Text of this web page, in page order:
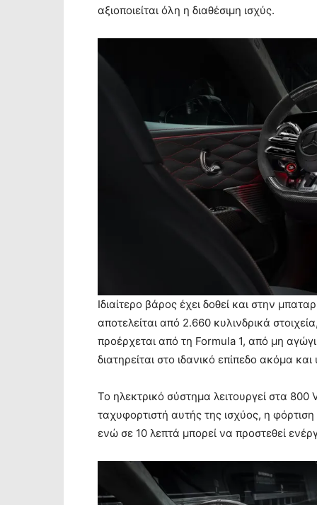
αξιοποιείται όλη η διαθέσιμη ισχύς.
Ιδιαίτερο βάρος έχει δοθεί και στην
αποτελείται από 2.660 κυλινδρικά
προέρχεται από τη Formula 1, από μη
διατηρείται στο ιδανικό επίπεδο ακόμα
Το ηλεκτρικό σύστημα λειτουργεί στα 800
ταχυφορτιστή αυτής της ισχύος, η
ενώ σε 10 λεπτά μπορεί να προστεθεί